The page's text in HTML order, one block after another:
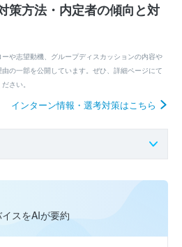
策方法・内定者の傾向と対
や志望動機、グループディスカッションの内容や
の一部を公開しています。ぜひ、詳細ページにて
さい。
インターン情報・選考対策はこちら
スをAIが要約